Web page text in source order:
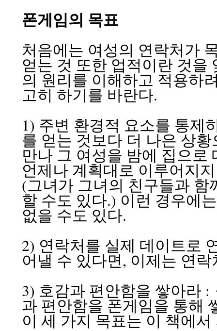
폰게임의 목표
처음에는 여성의 연락처가
얻는 것 또한 업적이란 것을
의 원리를 이해하고 적용하
고히 하기를 바란다.
1) 주변 환경적 요소를 통제
를 얻는 것보다 더 나은 상
만나 그 여성을 밤에 집으로
언제나 계획대로 이루어지
(그녀가 그녀의 친구들과
할 수도 있다.) 이런 경우에
없을 수도 있다.
2) 연락처를 실제 데이트로
어낼 수 있다면, 이제는 연
3) 호감과 편안함을 쌓아라
과 편안함을 폰게임을 통해
이 세 가지 목표는 이 책에